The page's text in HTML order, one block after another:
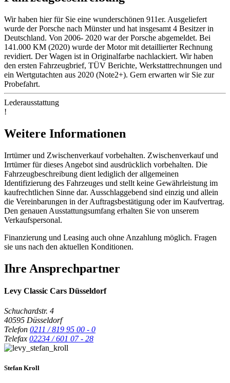
Wir haben hier für Sie eine wunderschönen 911er. Ausgeliefert
wurde der Porsche nach Münster und hat insgesamt 4 Besitzer in
Deutschland. Von 2006- 2020 war der Porsche abgemeldet. Bei
141.000 KM (2020) wurde der Motor mit detaillierter Rechnung
revidiert. Der Wagen ist in Originalfarbe nachlackiert. Wir haben
den ersten Fahrzeugbrief, TÜV Berichte, Werkstattrechnungen und
ein Wertgutachten aus 2020 (Note2+). Gern erwarten wir Sie zur
Probefahrt.
Lederausstattung
!
Weitere Informationen
Irrtümer und Zwischenverkauf vorbehalten. Zwischenverkauf und
Irrtümer für dieses Angebot sind ausdrücklich vorbehalten. Die
Fahrzeugbeschreibung dient lediglich der allgemeinen
Identifizierung des Fahrzeuges und stellt keine Gewährleistung im
kaufrechtlichen Sinne dar. Ausschlaggebend sind einzig und allein
die Vereinbarungen in der Auftragsbestätigung oder im Kaufvertrag.
Den genauen Ausstattungsumfang erhalten Sie von unserem
Verkaufspersonal.
Finanzierung und Leasing auch ohne Anzahlung möglich. Fragen
sie uns nach den aktuellen Konditionen.
Ihre Ansprechpartner
Levy Classic Cars Düsseldorf
Schuchardstr. 4
40595 Düsseldorf
Telefon 0211 / 819 95 00 - 0
Telefax 02234 / 601 07 - 28
Stefan Kroll